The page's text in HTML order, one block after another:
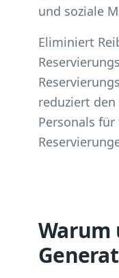
und soziale
Eliminiert
reduziert
Personals
Warum